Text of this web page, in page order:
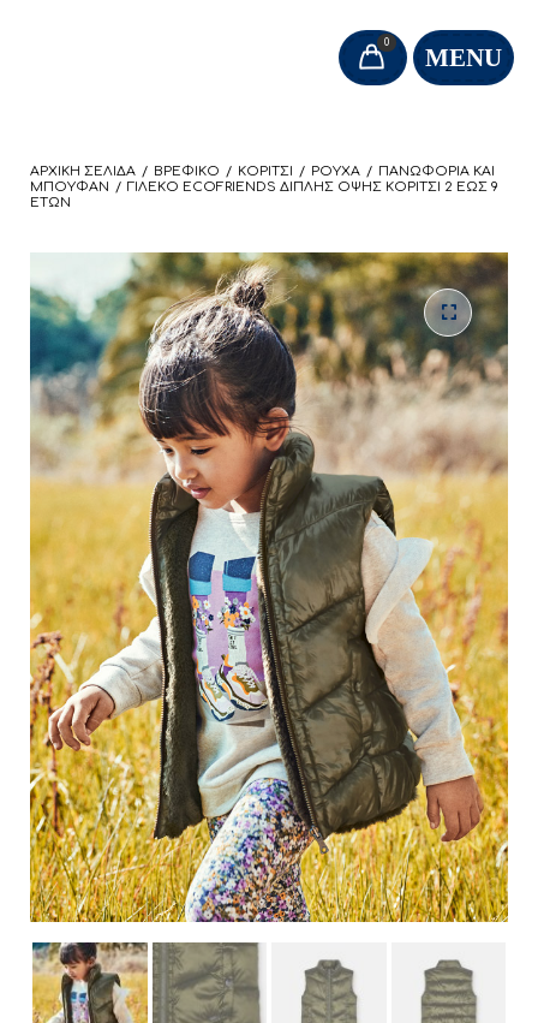
MENU
0
ΑΡΧΙΚΉ ΣΕΛΊΔΑ / ΒΡΕΦΙΚΌ / ΚΟΡΊΤΣΙ / ΡΟΎΧΑ / ΠΑΝΩΦΌΡΙΑ ΚΑΙ
ΜΠΟΥΦΆΝ / ΓΙΛΈΚΟ ECOFRIENDS ΔΙΠΛΉΣ ΌΨΗΣ ΚΟΡΊΤΣΙ 2 ΈΩΣ 9
ΕΤΏΝ
🔍